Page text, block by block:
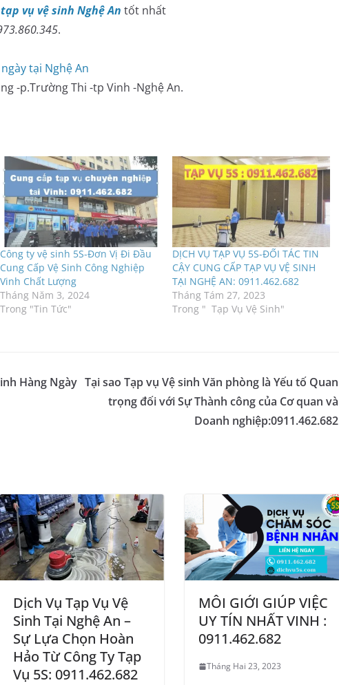
tạp vụ vệ sinh Nghệ An tốt nhất
.
tại Nghệ An
-p.Trường Thi -tp Vinh -Nghệ An.
Công ty vệ sinh 5S-Đơn Vị Đi Đầu
Cung Cấp Vệ Sinh Công Nghiệp
Vinh Chất Lượng
Tháng Năm 3, 2024
Trong "Tin Tức"
DỊCH VỤ TẠP VỤ 5S-ĐỐI TÁC TIN
CẬY CUNG CẤP TẠP VỤ VỆ SINH
TẠI NGHỆ AN: 0911.462.682
Tháng Tám 27, 2023
Trong " Tạp Vụ Vệ Sinh"
Hàng Ngày Tại sao Tạp vụ Vệ sinh Văn phòng là Yếu tố Quan
trọng đối với Sự Thành công của Cơ quan và
Doanh nghiệp:0911.462.682
Dịch Vụ Tạp Vụ Vệ
Sinh Tại Nghệ An –
Sự Lựa Chọn Hoàn
Hảo Từ Công Ty Tạp
Vụ 5S: 0911.462.682
MÔI GIỚI GIÚP VIỆC
UY TÍN NHẤT VINH :
0911.462.682
Tháng Hai 23, 2023